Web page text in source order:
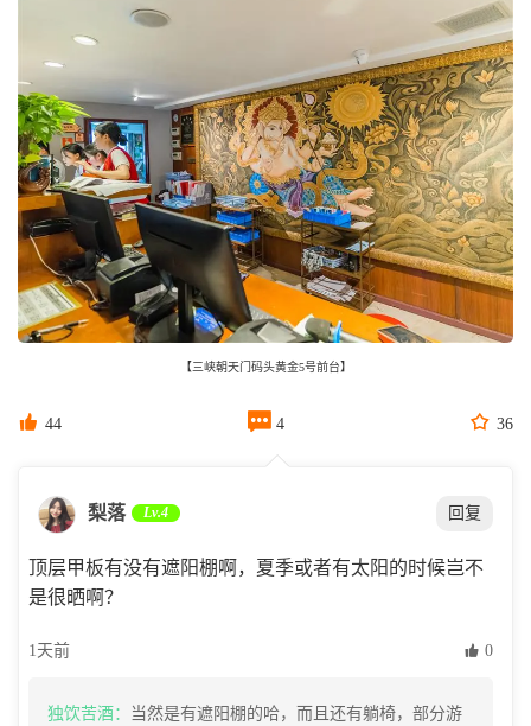
【三峡朝天门码头黄金5号前台】
 44  4  36
梨落 Lv.4 回复
顶层甲板有没有遮阳棚啊，夏季或者有太阳的时候岂不
是很晒啊？
1天前  0
独饮苦酒：
当然是有遮阳棚的哈，而且还有躺椅，部分游